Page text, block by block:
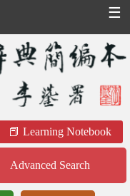
☰
Learning Notebook
Advanced Search